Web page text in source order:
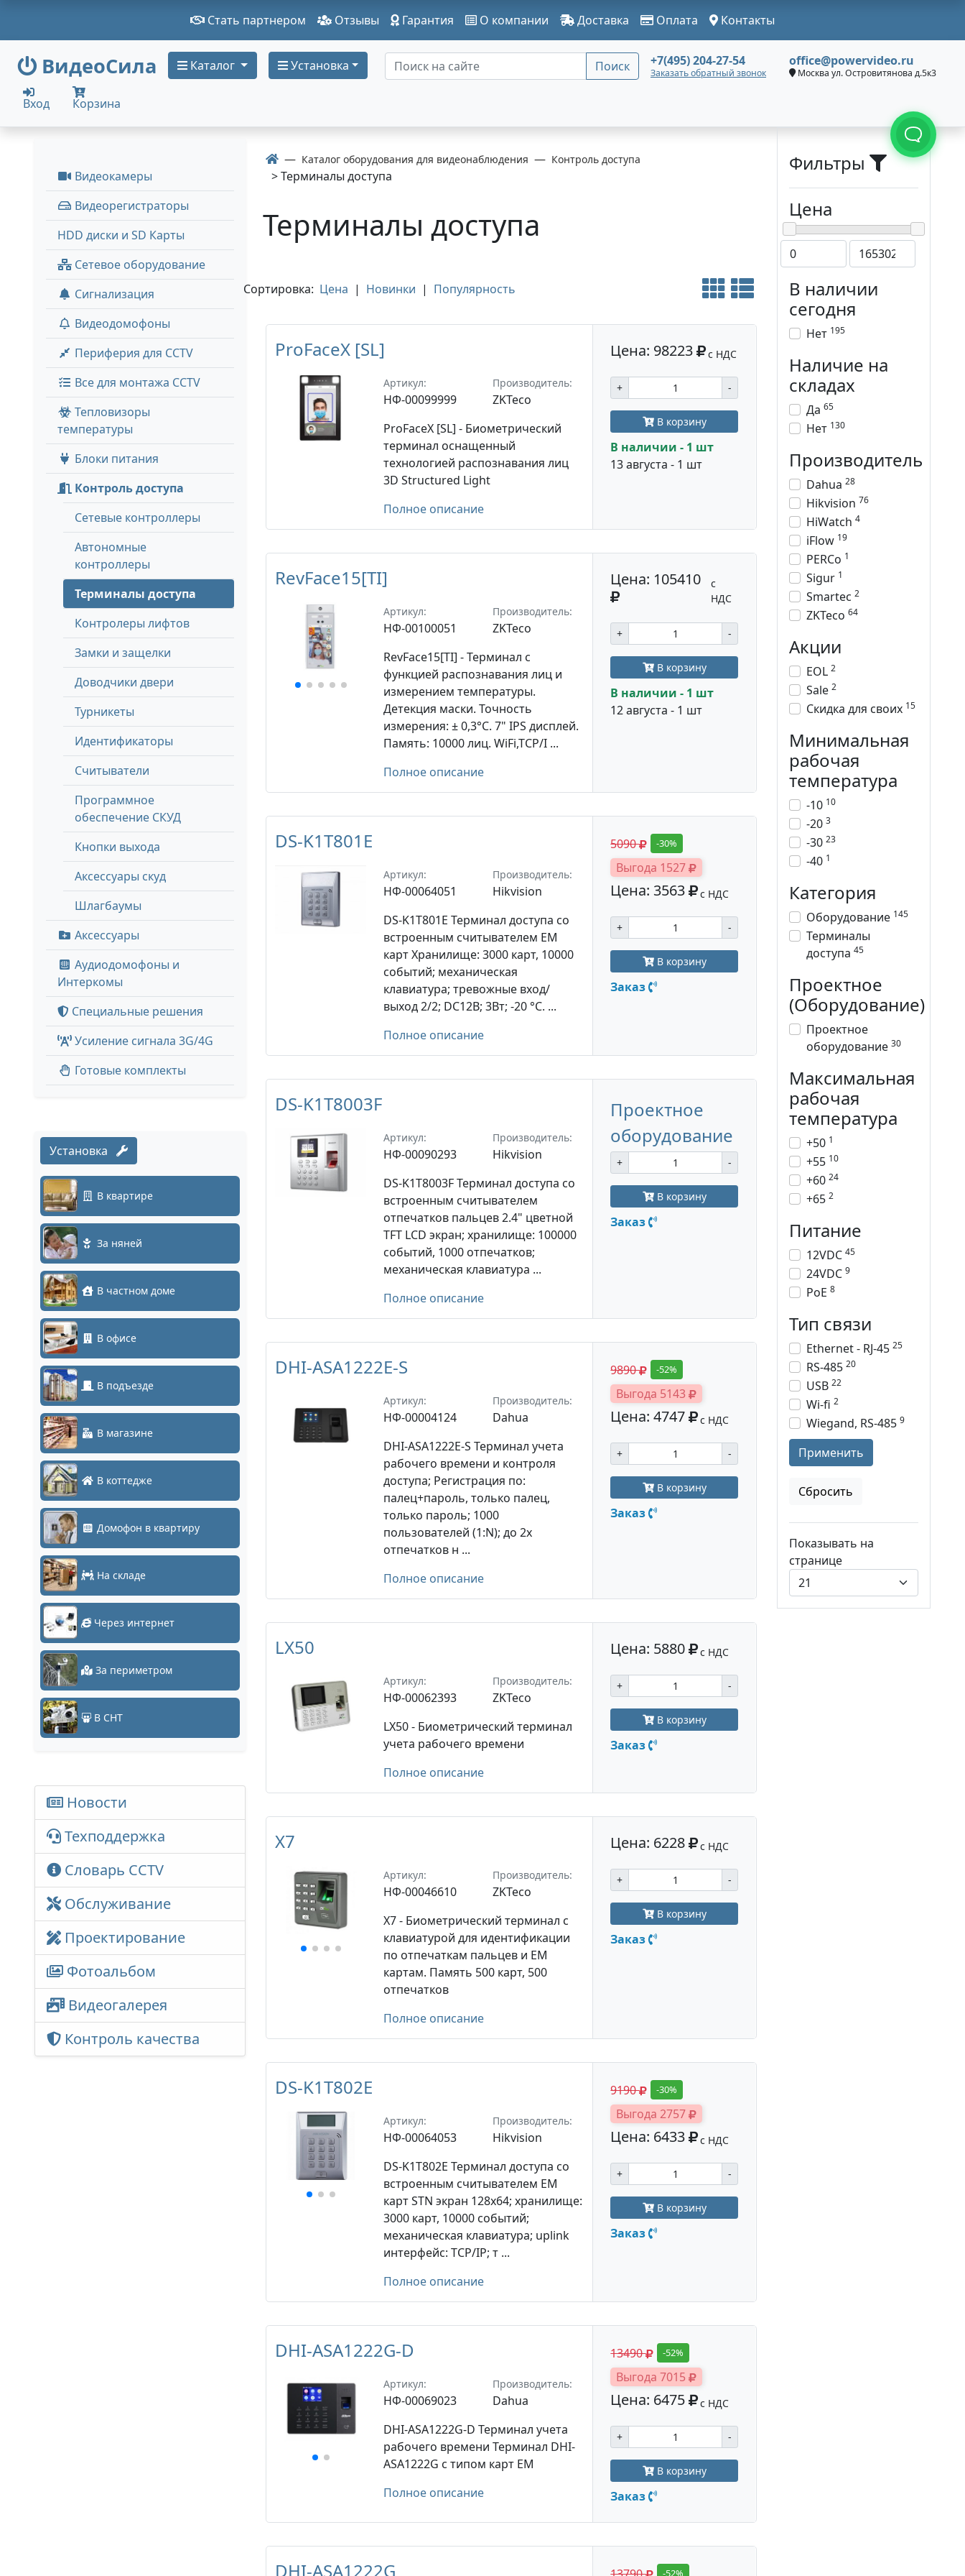
Стать партнером Отзывы Гарантия О компании Доставка Оплата Контакты
ВидеоСила Каталог Установка Поиск +7(495) 204-27-54
Заказать обратный звонок
office@powervideo.ru
Москва ул. Островитянова д.5к3
Вход Корзина
Видеокамеры
Видеорегистраторы
HDD диски и SD Карты
Сетевое оборудование
Сигнализация
Видеодомофоны
Периферия для CCTV
Все для монтажа CCTV
Тепловизоры
температуры
Блоки питания
Контроль доступа
Сетевые контроллеры
Автономные
контроллеры
Терминалы доступа
Контролеры лифтов
Замки и защелки
Доводчики двери
Турникеты
Идентификаторы
Считыватели
Программное
обеспечение СКУД
Кнопки выхода
Аксессуары скуд
Шлагбаумы
Аксессуары
Аудиодомофоны и
Интеркомы
Специальные решения
Усиление сигнала 3G/4G
Готовые комплекты
Установка
В квартире
За няней
В частном доме
В офисе
В подъезде
В магазине
В коттедже
Домофон в квартиру
На складе
Через интернет
За периметром
В СНТ
Новости
Техподдержка
Словарь CCTV
Обслуживание
Проектирование
Фотоальбом
Видеогалерея
Контроль качества
Каталог оборудования для видеонаблюдения Контроль доступа
> Терминалы доступа
Терминалы доступа
Сортировка: Цена | Новинки | Популярность
ProFaceX [SL]
Артикул:
НФ-00099999
Производитель:
ZKTeco
ProFaceX [SL] - Биометрический
терминал оснащенный
технологией распознавания лиц
3D Structured Light
Полное описание
Цена: 98223 с НДС
+ -
В корзину
В наличии - 1 шт
13 августа - 1 шт
RevFace15[TI]
Артикул:
НФ-00100051
Производитель:
ZKTeco
RevFace15[TI] - Терминал с
функцией распознавания лиц и
измерением температуры.
Детекция маски. Точность
измерения: ± 0,3°C. 7" IPS дисплей.
Память: 10000 лиц. WiFi,TCP/I ...
Полное описание
Цена: 105410
с
НДС
+ -
В корзину
В наличии - 1 шт
12 августа - 1 шт
DS-K1T801E
Артикул:
НФ-00064051
Производитель:
Hikvision
DS-K1T801E Терминал доступа со
встроенным считывателем EM
карт Хранилище: 3000 карт, 10000
событий; механическая
клавиатура; тревожные вход/
выход 2/2; DC12В; 3Вт; -20 °C. ...
Полное описание
5090 -30%
Выгода 1527
Цена: 3563 с НДС
+ -
В корзину
Заказ
DS-K1T8003F
Артикул:
НФ-00090293
Производитель:
Hikvision
DS-K1T8003F Терминал доступа со
встроенным считывателем
отпечатков пальцев 2.4" цветной
TFT LCD экран; хранилище: 100000
событий, 1000 отпечатков;
механическая клавиатура ...
Полное описание
Проектное
оборудование
+ -
В корзину
Заказ
DHI-ASA1222E-S
Артикул:
НФ-00004124
Производитель:
Dahua
DHI-ASA1222E-S Терминал учета
рабочего времени и контроля
доступа; Регистрация по:
палец+пароль, только палец,
только пароль; 1000
пользователей (1:N); до 2х
отпечатков н ...
Полное описание
9890 -52%
Выгода 5143
Цена: 4747 с НДС
+ -
В корзину
Заказ
LX50
Артикул:
НФ-00062393
Производитель:
ZKTeco
LX50 - Биометрический терминал
учета рабочего времени
Полное описание
Цена: 5880 с НДС
+ -
В корзину
Заказ
X7
Артикул:
НФ-00046610
Производитель:
ZKTeco
X7 - Биометрический терминал с
клавиатурой для идентификации
по отпечаткам пальцев и EM
картам. Память 500 карт, 500
отпечатков
Полное описание
Цена: 6228 с НДС
+ -
В корзину
Заказ
DS-K1T802E
Артикул:
НФ-00064053
Производитель:
Hikvision
DS-K1T802E Терминал доступа со
встроенным считывателем EM
карт STN экран 128х64; хранилище:
3000 карт, 10000 событий;
механическая клавиатура; uplink
интерфейс: TCP/IP; т ...
Полное описание
9190 -30%
Выгода 2757
Цена: 6433 с НДС
+ -
В корзину
Заказ
DHI-ASA1222G-D
Артикул:
НФ-00069023
Производитель:
Dahua
DHI-ASA1222G-D Терминал учета
рабочего времени Терминал DHI-
ASA1222G с типом карт EM
Полное описание
13490 -52%
Выгода 7015
Цена: 6475 с НДС
+ -
В корзину
Заказ
DHI-ASA1222G -52%
Фильтры
Цена
В наличии
сегодня
Нет 195
Наличие на
складах
Да 65
Нет 130
Производитель
Dahua 28
Hikvision 76
HiWatch 4
iFlow 19
PERCo 1
Sigur 1
Smartec 2
ZKTeco 64
Акции
EOL 2
Sale 2
Скидка для своих 15
Минимальная
рабочая
температура
-10 10
-20 3
-30 23
-40 1
Категория
Оборудование 145
Терминалы
доступа 45
Проектное
(Оборудование)
Проектное
оборудование 30
Максимальная
рабочая
температура
+50 1
+55 10
+60 24
+65 2
Питание
12VDC 45
24VDC 9
PoE 8
Тип связи
Ethernet - RJ-45 25
RS-485 20
USB 22
Wi-fi 2
Wiegand, RS-485 9
Применить
Сбросить
Показывать на
странице